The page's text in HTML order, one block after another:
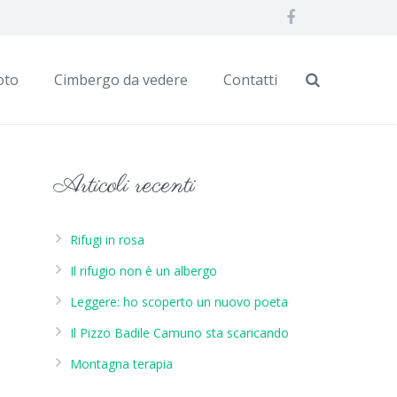
Cimbergo da vedere Contatti
Articoli recenti
Rifugi in rosa
Il rifugio non è un albergo
Leggere: ho scoperto un nuovo poeta
Il Pizzo Badile Camuno sta scaricando
Montagna terapia